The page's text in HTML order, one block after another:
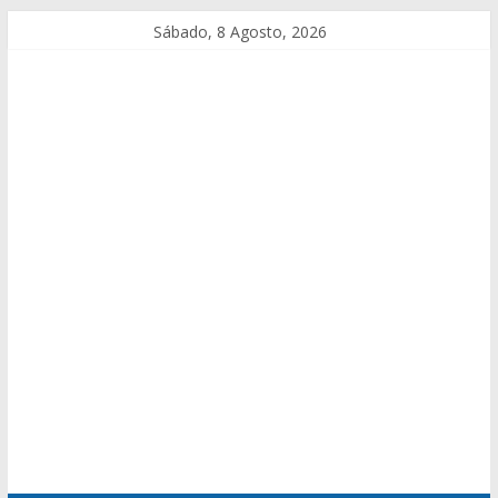
Sábado, 8 Agosto, 2026